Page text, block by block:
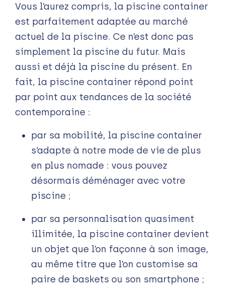
Vous l’aurez compris, la piscine container
est parfaitement adaptée au marché
actuel de la piscine. Ce n’est donc pas
simplement la piscine du futur. Mais
aussi et déjà la piscine du présent. En
fait, la piscine container répond point
par point aux tendances de la société
contemporaine :
par sa mobilité, la piscine container
s’adapte à notre mode de vie de plus
en plus nomade : vous pouvez
désormais déménager avec votre
piscine ;
par sa personnalisation quasiment
illimitée, la piscine container devient
un objet que l’on façonne à son image,
au même titre que l’on customise sa
paire de baskets ou son smartphone ;